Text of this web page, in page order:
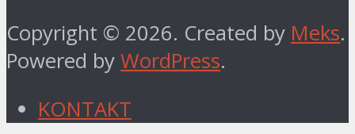
Copyright © 2026. Created by Meks.
Powered by WordPress.
KONTAKT